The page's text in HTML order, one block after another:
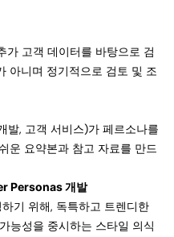
가 고객 데이터를 바탕으로 검
아니며 정기적으로 검토 및 조
발, 고객 서비스)가 페르소나를
운 요약본과 참고 자료를 만드
Personas 개발
기 위해, 독특하고 트렌디한
능성을 중시하는 스타일 의식